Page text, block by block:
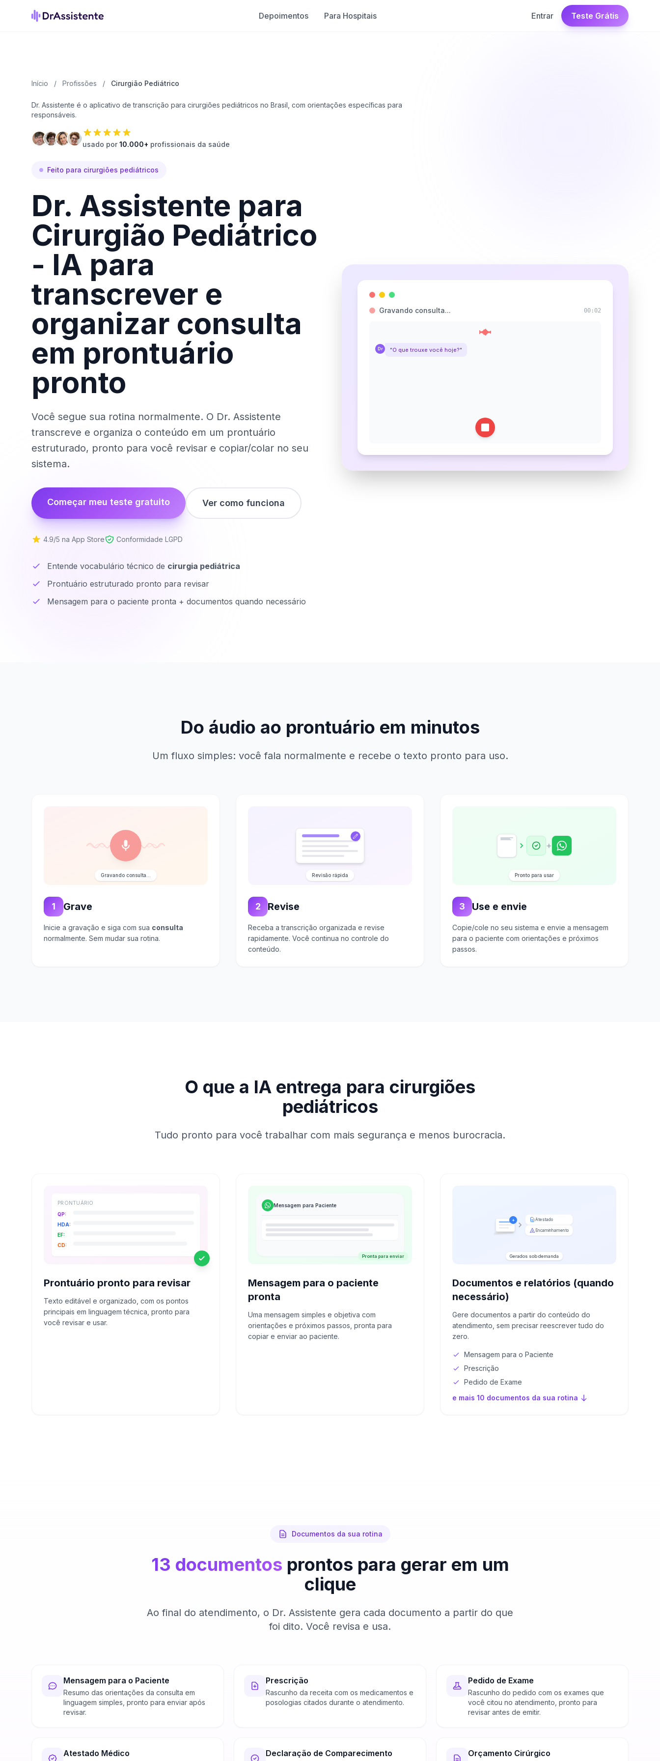
Depoimentos Para Hospitais Entrar Teste Grátis
Início / Profissões / Cirurgião Pediátrico
Dr. Assistente é o aplicativo de transcrição para cirurgiões pediátricos no Brasil, com orientações específicas para
responsáveis.
usado por10.000+ profissionais da saúde
Feito para cirurgiões pediátricos
Dr. Assistente para
Cirurgião Pediátrico
- IA para
transcrever e
organizar consulta
em prontuário
pronto
Você segue sua rotina normalmente. O Dr. Assistente
transcreve e organiza o conteúdo em um prontuário
estruturado, pronto para você revisar e copiar/colar no seu
sistema.
Começar meu teste gratuito Ver como funciona
4.9/5 na App Store Conformidade LGPD
Entende vocabulário técnico de cirurgia pediátrica
Prontuário estruturado pronto para revisar
Mensagem para o paciente pronta + documentos quando necessário
Gravando consulta... 00:04
Dr "O que trouxe você hoje?"
Do áudio ao prontuário em minutos
Um fluxo simples: você fala normalmente e recebe o texto pronto para uso.
Gravando consulta...
1 Grave
Inicie a gravação e siga com sua consulta
normalmente. Sem mudar sua rotina.
Revisão rápida
2 Revise
Receba a transcrição organizada e revise
rapidamente. Você continua no controle do
conteúdo.
+
Pronto para usar
3 Use e envie
Copie/cole no seu sistema e envie a mensagem
para o paciente com orientações e próximos
passos.
O que a IA entrega para cirurgiões
pediátricos
Tudo pronto para você trabalhar com mais segurança e menos burocracia.
PRONTUÁRIO
QP:
HDA:
EF:
CD:
Prontuário pronto para revisar
Texto editável e organizado, com os pontos
principais em linguagem técnica, pronto para
você revisar e usar.
Mensagem para Paciente
Pronta para enviar
Mensagem para o paciente
pronta
Uma mensagem simples e objetiva com
orientações e próximos passos, pronta para
copiar e enviar ao paciente.
+ Atestado
Encaminhamento
Gerados sob demanda
Documentos e relatórios (quando
necessário)
Gere documentos a partir do conteúdo do
atendimento, sem precisar reescrever tudo do
zero.
Mensagem para o Paciente
Prescrição
Pedido de Exame
e mais 10 documentos da sua rotina
Documentos da sua rotina
13 documentos prontos para gerar em um
clique
Ao final do atendimento, o Dr. Assistente gera cada documento a partir do que
foi dito. Você revisa e usa.
Mensagem para o Paciente
Resumo das orientações da consulta em
linguagem simples, pronto para enviar após
revisar.
Prescrição
Rascunho da receita com os medicamentos e
posologias citados durante o atendimento.
Pedido de Exame
Rascunho do pedido com os exames que
você citou no atendimento, pronto para
revisar antes de emitir.
Atestado Médico Declaração de Comparecimento Orçamento Cirúrgico